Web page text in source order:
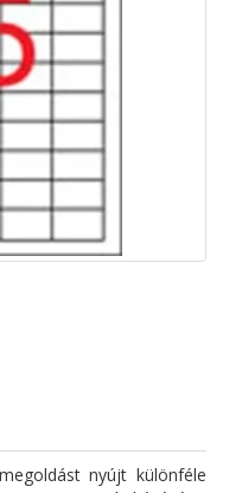
nyújt különféle